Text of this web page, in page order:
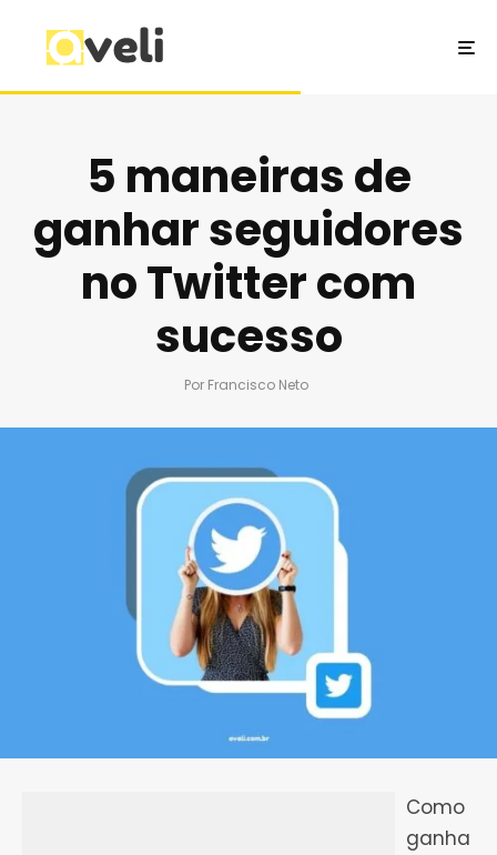
5 maneiras de
ganhar seguidores
no Twitter com
sucesso
Por Francisco Neto
Como
ganha